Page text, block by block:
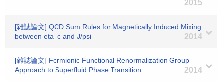
2015
[雑誌論文] QCD Sum Rules for Magnetically Induced Mixing
between eta_c and J/psi
2014
[雑誌論文] Fermionic Functional Renormalization Group
Approach to Superfluid Phase Transition
2014